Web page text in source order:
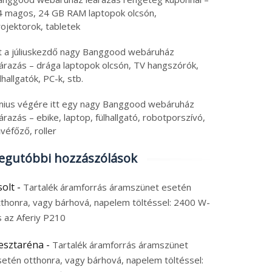
49″-os, 144 Hz-es
olcsón, 120
Ft-ért – itt a TITAN
C49SHC
augusztus 7.
augusztus 2026
Vannak már újabbak,
kipróbált BlitzWolf
hangszóró nagyon jó
2026. augusztus 6.
magos, 24 GB RAM laptopok olcsón,
tabletek
a júliuskezdő nagy Banggood webáruház
– drága laptopok olcsón, TV hangszórók,
PC-k, stb.
végére itt egy nagy Banggood webáruház
– ebike, laptop, fülhallgató, robotporszívó,
roller
hozzászólások
- Tartalék áramforrás áramszünet esetén
vagy bárhová, napelem töltéssel: 2400 W-
az Aferiy P210
- Tartalék áramforrás áramszünet
otthonra, vagy bárhová, napelem töltéssel: